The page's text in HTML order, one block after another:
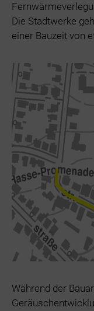
Die Stadtwerke
einer Bauzeit von
Während der